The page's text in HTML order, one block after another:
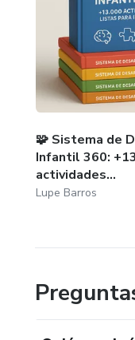
🧩 Sistema de
Infantil 360:
actividades...
Lupe Barros